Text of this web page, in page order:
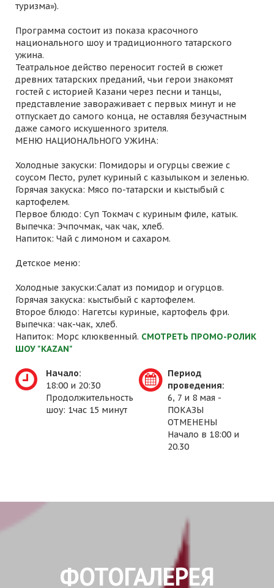
туризма»).
Программа состоит из показа красочного
национального шоу и традиционного татарского
ужина.
Театральное действо переносит гостей в сюжет
древних татарских преданий, чьи герои знакомят
гостей с историей Казани через песни и танцы,
представление завораживает с первых минут и не
отпускает до самого конца, не оставляя безучастным
даже самого искушенного зрителя.
МЕНЮ НАЦИОНАЛЬНОГО УЖИНА:
Холодные закуски: Помидоры и огурцы свежие с
соусом Песто, рулет куриный с казылыком и зеленью.
Горячая закуска: Мясо по-татарски и кыстыбый с
картофелем.
Первое блюдо: Суп Токмач с куриным филе, катык.
Выпечка: Эчпочмак, чак чак, хлеб.
Напиток: Чай с лимоном и сахаром.
Детское меню:
Холодные закуски:Салат из помидор и огурцов.
Горячая закуска: кыстыбый с картофелем.
Второе блюдо: Нагетсы куриные, картофель фри.
Выпечка: чак-чак, хлеб.
Напиток: Морс клюквенный. СМОТРЕТЬ ПРОМО-РОЛИК
ШОУ "KAZAN"
Начало:
18:00 и 20:30
Продолжительность
шоу: 1час 15 минут
Период
проведения:
6, 7 и 8 мая -
ПОКАЗЫ
ОТМЕНЕНЫ
Начало в 18:00 и
20.30
ФОТОГАЛЕРЕЯ